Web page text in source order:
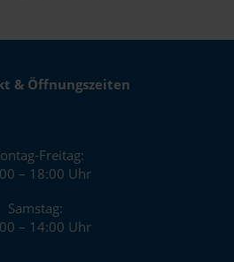
& Öffnungszeiten
Freitag:
– 18:00 Uhr
Samstag:
– 14:00 Uhr